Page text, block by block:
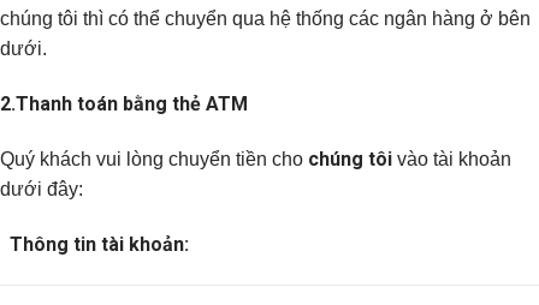
chúng tôi thì có thể chuyển qua hệ thống các ngân hàng ở bên
dưới.
2.Thanh toán bằng thẻ ATM
Quý khách vui lòng chuyển tiền cho chúng tôi vào tài khoản
dưới đây:
Thông tin tài khoản: